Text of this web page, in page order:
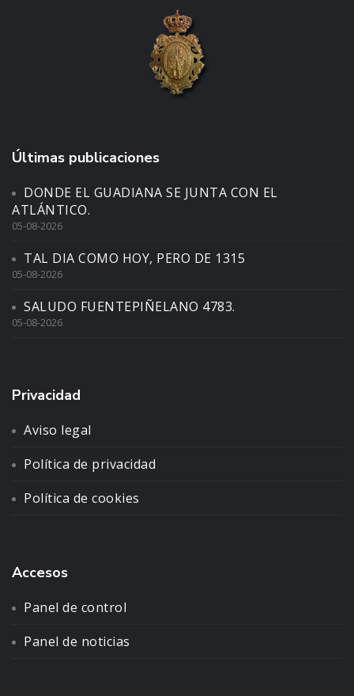
Últimas publicaciones
DONDE EL GUADIANA SE JUNTA CON EL
ATLÁNTICO.
05-08-2026
TAL DIA COMO HOY, PERO DE 1315
05-08-2026
SALUDO FUENTEPIÑELANO 4783.
05-08-2026
Privacidad
Aviso legal
Política de privacidad
Política de cookies
Accesos
Panel de control
Panel de noticias